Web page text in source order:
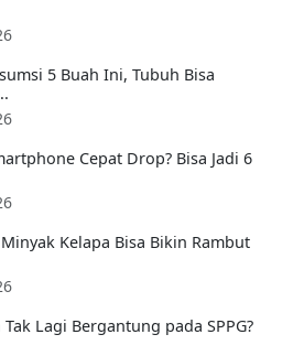
5 Buah Ini, Tubuh Bisa
Cepat Drop? Bisa Jadi 6
Kelapa Bisa Bikin Rambut
Lagi Bergantung pada SPPG?